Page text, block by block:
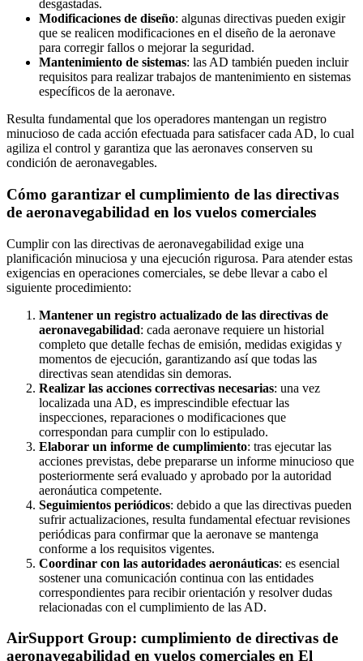
desgastadas.
Modificaciones de diseño: algunas directivas pueden exigir
que se realicen modificaciones en el diseño de la aeronave
para corregir fallos o mejorar la seguridad.
Mantenimiento de sistemas: las AD también pueden incluir
requisitos para realizar trabajos de mantenimiento en sistemas
específicos de la aeronave.
Resulta fundamental que los operadores mantengan un registro
minucioso de cada acción efectuada para satisfacer cada AD, lo cual
agiliza el control y garantiza que las aeronaves conserven su
condición de aeronavegables.
Cómo garantizar el cumplimiento de las directivas
de aeronavegabilidad en los vuelos comerciales
Cumplir con las directivas de aeronavegabilidad exige una
planificación minuciosa y una ejecución rigurosa. Para atender estas
exigencias en operaciones comerciales, se debe llevar a cabo el
siguiente procedimiento:
Mantener un registro actualizado de las directivas de
aeronavegabilidad: cada aeronave requiere un historial
completo que detalle fechas de emisión, medidas exigidas y
momentos de ejecución, garantizando así que todas las
directivas sean atendidas sin demoras.
Realizar las acciones correctivas necesarias: una vez
localizada una AD, es imprescindible efectuar las
inspecciones, reparaciones o modificaciones que
correspondan para cumplir con lo estipulado.
Elaborar un informe de cumplimiento: tras ejecutar las
acciones previstas, debe prepararse un informe minucioso que
posteriormente será evaluado y aprobado por la autoridad
aeronáutica competente.
Seguimientos periódicos: debido a que las directivas pueden
sufrir actualizaciones, resulta fundamental efectuar revisiones
periódicas para confirmar que la aeronave se mantenga
conforme a los requisitos vigentes.
Coordinar con las autoridades aeronáuticas: es esencial
sostener una comunicación continua con las entidades
correspondientes para recibir orientación y resolver dudas
relacionadas con el cumplimiento de las AD.
AirSupport Group: cumplimiento de directivas de
aeronavegabilidad en vuelos comerciales en El